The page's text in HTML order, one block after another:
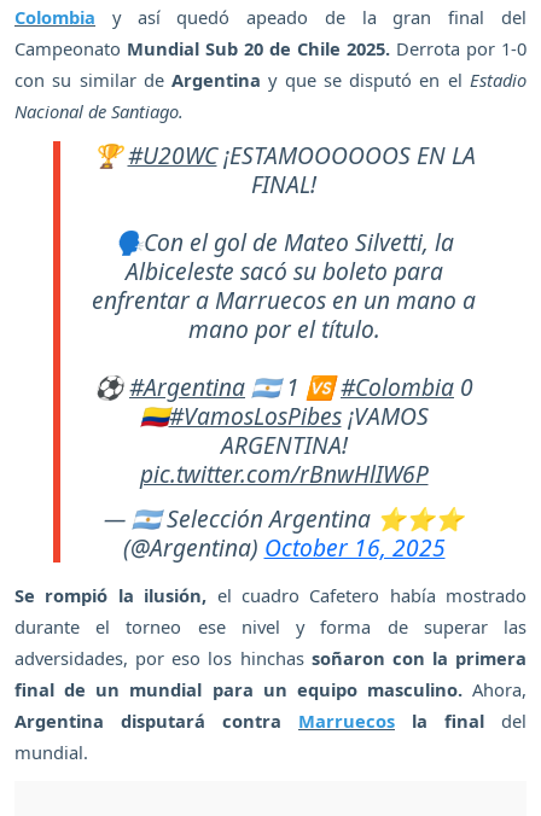
Colombia
y así quedó apeado de la gran final del
Campeonato Mundial Sub 20 de Chile 2025. Derrota por 1-0
con su similar deArgentinay que se disputó en elEstadio
Nacional de Santiago.
🏆#U20WC¡ESTAMOOOOOOS EN LA
FINAL!
🗣️Con el gol de Mateo Silvetti, la
Albiceleste sacó su boleto para
enfrentar a Marruecos en un mano a
mano por el título.
⚽#Argentina 🇦🇷 1 🆚#Colombia 0
🇨🇴#VamosLosPibes¡VAMOS
ARGENTINA!
pic.twitter.com/rBnwHlIW6P
— 🇦🇷 Selección Argentina ⭐⭐⭐
(@Argentina) October 16, 2025
Se rompió la ilusión, el cuadro Cafetero había mostrado
durante el torneo ese nivel y forma de superar las
adversidades, por eso los hinchas soñaron con la primera
final de un mundial para un equipo masculino. Ahora,
Argentina disputará contra Marruecos la final del
mundial.